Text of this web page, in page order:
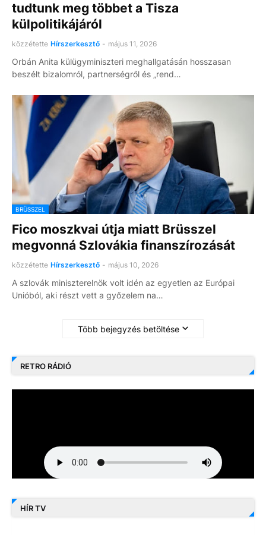
tudtunk meg többet a Tisza
külpolitikájáról
közzétette Hírszerkesztő - május 11, 2026
Orbán Anita külügyminiszteri meghallgatásán hosszasan
beszélt bizalomról, partnerségről és „rend…
BRÜSSZEL
Fico moszkvai útja miatt Brüsszel
megvonná Szlovákia finanszírozását
közzétette Hírszerkesztő - május 10, 2026
A szlovák miniszterelnök volt idén az egyetlen az Európai
Unióból, aki részt vett a győzelem na…
Több bejegyzés betöltése
RETRO RÁDIÓ
HÍR TV